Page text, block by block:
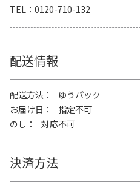
TEL
0120-710-132
配送情報
配送方法
ゆうパック
お届け日
指定不可
のし
対応不可
決済方法